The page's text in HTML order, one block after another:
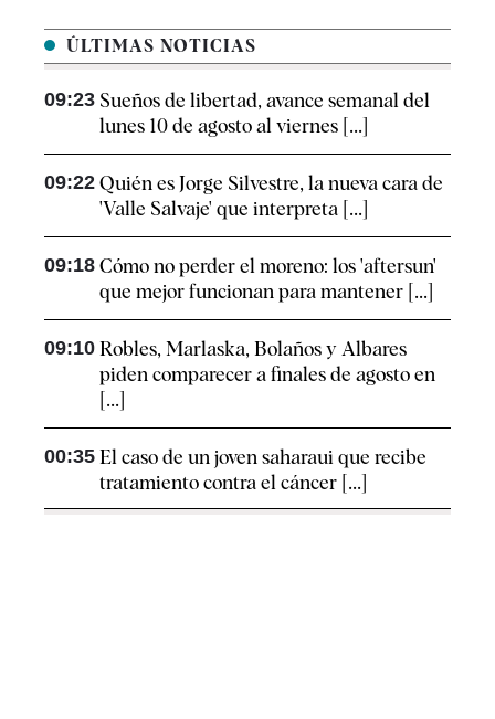
ÚLTIMAS NOTICIAS
09:23 Sueños de libertad, avance semanal del
lunes 10 de agosto al viernes [...]
09:22 Quién es Jorge Silvestre, la nueva cara de
'Valle Salvaje' que interpreta [...]
09:18 Cómo no perder el moreno: los 'aftersun'
que mejor funcionan para mantener [...]
09:10 Robles, Marlaska, Bolaños y Albares
piden comparecer a finales de agosto en
[...]
00:35 El caso de un joven saharaui que recibe
tratamiento contra el cáncer [...]